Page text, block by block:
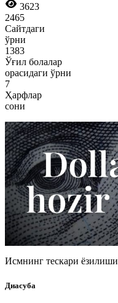
3623
2465
Сайтдаги
ўрни
1383
Ўғил болалар
орасидаги ўрни
7
Ҳарфлар
сони
Исмнинг тескари ёзилиши
Диасуба